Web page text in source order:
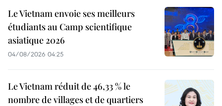
Le Vietnam envoie ses meilleurs
étudiants au Camp scientifique
asiatique 2026
04/08/2026 04:25
Le Vietnam réduit de 46,33 % le
nombre de villages et de quartiers